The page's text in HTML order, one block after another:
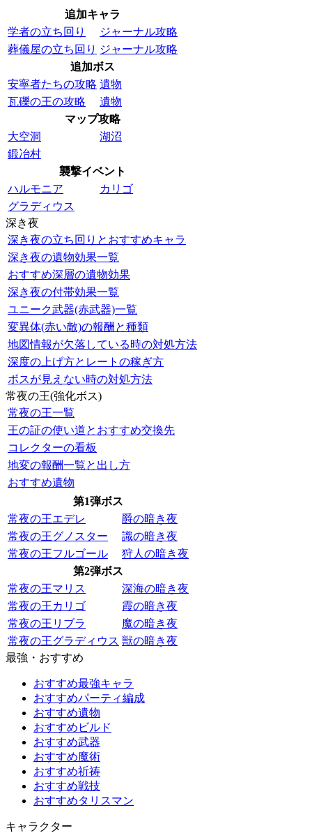
追加キャラ
学者の立ち回り
ジャーナル攻略
葬儀屋の立ち回り ジャーナル攻略
追加ボス
安寧者たちの攻略 遺物
瓦礫の王の攻略
遺物
マップ攻略
大空洞
湖沼
鍛冶村
襲撃イベント
ハルモニア
カリゴ
グラディウス
深き夜
深き夜の立ち回りとおすすめキャラ
深き夜の遺物効果一覧
おすすめ深層の遺物効果
深き夜の付帯効果一覧
ユニーク武器(赤武器)一覧
変異体(赤い敵)の報酬と種類
地図情報が欠落している時の対処方法
深度の上げ方とレートの稼ぎ方
ボスが見えない時の対処方法
常夜の王(強化ボス)
常夜の王一覧
王の証の使い道とおすすめ交換先
コレクターの看板
地変の報酬一覧と出し方
おすすめ遺物
第1弾ボス
常夜の王エデレ
爵の暗き夜
常夜の王グノスター
識の暗き夜
常夜の王フルゴール
狩人の暗き夜
第2弾ボス
常夜の王マリス
深海の暗き夜
常夜の王カリゴ
霞の暗き夜
常夜の王リブラ
魔の暗き夜
常夜の王グラディウス 獣の暗き夜
最強・おすすめ
おすすめ最強キャラ
おすすめパーティ編成
おすすめ遺物
おすすめビルド
おすすめ武器
おすすめ魔術
おすすめ祈祷
おすすめ戦技
おすすめタリスマン
キャラクター